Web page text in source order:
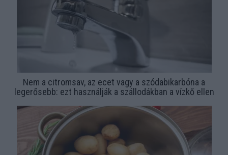
Nem a citromsav, az ecet vagy a szódabikarbóna a
legerősebb: ezt használják a szállodákban a vízkő ellen